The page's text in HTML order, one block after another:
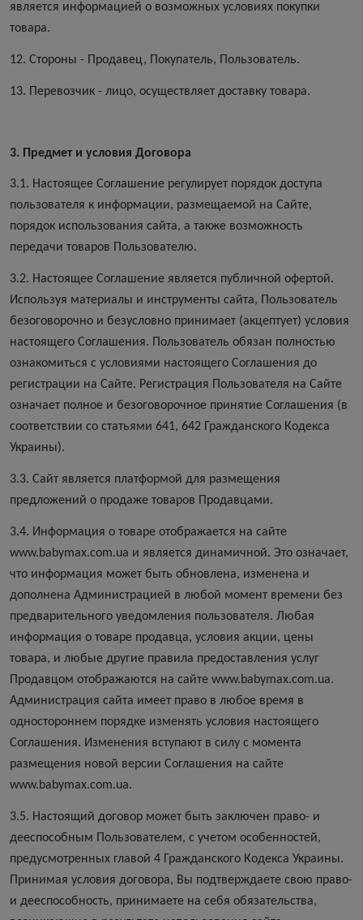
является информацией о возможных условиях покупки
товара.
12. Стороны - Продавец, Покупатель, Пользователь.
13. Перевозчик - лицо, осуществляет доставку товара.
3. Предмет и условия Договора
3.1. Настоящее Соглашение регулирует порядок доступа
пользователя к информации, размещаемой на Сайте,
порядок использования сайта, а также возможность
передачи товаров Пользователю.
3.2. Настоящее Соглашение является публичной офертой.
Используя материалы и инструменты сайта, Пользователь
безоговорочно и безусловно принимает (акцептует) условия
настоящего Соглашения. Пользователь обязан полностью
ознакомиться с условиями настоящего Соглашения до
регистрации на Сайте. Регистрация Пользователя на Сайте
означает полное и безоговорочное принятие Соглашения (в
соответствии со статьями 641, 642 Гражданского Кодекса
Украины).
3.3. Сайт является платформой для размещения
предложений о продаже товаров Продавцами.
3.4. Информация о товаре отображается на сайте
www.babymax.com.ua и является динамичной. Это означает,
что информация может быть обновлена, изменена и
дополнена Администрацией в любой момент времени без
предварительного уведомления пользователя. Любая
информация о товаре продавца, условия акции, цены
товара, и любые другие правила предоставления услуг
Продавцом отображаются на сайте www.babymax.com.ua.
Администрация сайта имеет право в любое время в
одностороннем порядке изменять условия настоящего
Соглашения. Изменения вступают в силу с момента
размещения новой версии Соглашения на сайте
www.babymax.com.ua.
3.5. Настоящий договор может быть заключен право- и
дееспособным Пользователем, с учетом особенностей,
предусмотренных главой 4 Гражданского Кодекса Украины.
Принимая условия договора, Вы подтверждаете свою право-
и дееспособность, принимаете на себя обязательства,